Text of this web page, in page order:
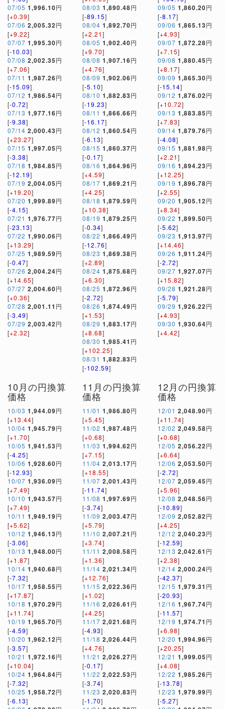
07/05 1,996.10円
[+0.39]
07/06 2,005.32円
[+9.22]
07/07 1,995.30円
[-10.03]
07/08 2,002.35円
[+7.06]
07/11 1,987.26円
[-15.09]
07/12 1,986.54円
[-0.72]
07/13 1,977.16円
[-9.38]
07/14 2,000.43円
[+23.27]
07/15 1,997.05円
[-3.38]
07/18 1,984.85円
[-12.19]
07/19 2,004.05円
[+19.20]
07/20 1,999.89円
[-4.15]
07/21 1,976.77円
[-23.13]
07/22 1,990.06円
[+13.29]
07/25 1,989.59円
[-0.47]
07/26 2,004.24円
[+14.65]
07/27 2,004.60円
[+0.36]
07/28 2,001.11 円
[-3.49]
07/29 2,003.42円
[+2.32]
08/03 1,890.48円
[-89.15]
08/04 1,892.70円
[+2.21]
08/05 1,902.40円
[+9.70]
08/08 1,907.16円
[+4.76]
08/09 1,902.06円
[-5.10]
08/10 1,882.83円
[-19.23]
08/11 1,866.66円
[-16.17]
08/12 1,860.54円
[-6.13]
08/15 1,860.37円
[-0.17]
08/16 1,864.96円
[+4.59]
08/17 1,869.21 円
[+4.25]
08/18 1,879.59円
[+10.38]
08/19 1,879.25円
[-0.34]
08/22 1,866.49円
[-12.76]
08/23 1,869.38円
[+2.89]
08/24 1,875.68円
[+6.30]
08/25 1,872.96円
[-2.72]
08/26 1,874.49円
[+1.53]
08/29 1,883.17円
[+8.68]
08/30 1,985.41 円
[+102.25]
08/31 1,882.83円
[-102.59]
09/05 1,860.20円
[-8.17]
09/06 1,865.13円
[+4.93]
09/07 1,872.28円
[+7.15]
09/08 1,880.45円
[+8.17]
09/09 1,865.30円
[-15.14]
09/12 1,876.02円
[+10.72]
09/13 1,883.85円
[+7.83]
09/14 1,879.76円
[-4.08]
09/15 1,881.98円
[+2.21]
09/16 1,894.23円
[+12.25]
09/19 1,896.78円
[+2.55]
09/20 1,905.12円
[+8.34]
09/22 1,899.50円
[-5.62]
09/23 1,913.97円
[+14.46]
09/26 1,911.24円
[-2.72]
09/27 1,927.07円
[+15.82]
09/28 1,921.28円
[-5.79]
09/29 1,926.22円
[+4.93]
09/30 1,930.64円
[+4.42]
10月の円換算
価格
10/03 1,944.09円
[+13.44]
10/04 1,945.79円
[+1.70]
10/05 1,941.53円
[-4.25]
10/06 1,928.60円
[-12.93]
10/07 1,936.09円
[+7.49]
10/10 1,943.57円
[+7.49]
10/11 1,949.19円
[+5.62]
10/12 1,946.13円
[-3.06]
10/13 1,948.00円
[+1.87]
10/14 1,940.68円
[-7.32]
10/17 1,958.55円
[+17.87]
10/18 1,970.29円
[+11.74]
10/19 1,965.70円
[-4.59]
10/20 1,962.12円
[-3.57]
10/21 1,972.16円
[+10.04]
10/24 1,964.84円
[-7.32]
10/25 1,958.72円
[-6.13]
11月の円換算
価格
11/01 1,986.80円
[+5.45]
11/02 1,987.48円
[+0.68]
11/03 1,994.62円
[+7.15]
11/04 2,013.17円
[+18.55]
11/07 2,001.43円
[-11.74]
11/08 1,997.69円
[-3.74]
11/09 2,003.47円
[+5.79]
11/10 2,007.21 円
[+3.74]
11/11 2,008.58円
[+1.36]
11/14 2,021.34円
[+12.76]
11/15 2,022.36円
[+1.02]
11/16 2,026.61 円
[+4.25]
11/17 2,021.68円
[-4.93]
11/18 2,026.44円
[+4.76]
11/21 2,026.27円
[-0.17]
11/22 2,022.53円
[-3.74]
11/23 2,020.83円
[-1.70]
12月の円換算
価格
12/01 2,048.90円
[+11.74]
12/02 2,049.58円
[+0.68]
12/05 2,056.22円
[+6.64]
12/06 2,053.50円
[-2.72]
12/07 2,059.45円
[+5.96]
12/08 2,048.56円
[-10.89]
12/09 2,052.82円
[+4.25]
12/12 2,040.23円
[-12.59]
12/13 2,042.61 円
[+2.38]
12/14 2,000.24円
[-42.37]
12/15 1,979.31 円
[-20.93]
12/16 1,967.74円
[-11.57]
12/19 1,974.71 円
[+6.98]
12/20 1,994.96円
[+20.25]
12/21 1,999.05円
[+4.08]
12/22 1,985.26円
[-13.78]
12/23 1,979.99円
[-5.27]